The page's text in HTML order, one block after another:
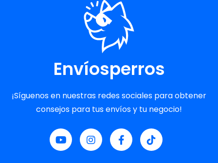
Envíosperros
¡Síguenos en nuestras redes sociales para obtener
consejos para tus envíos y tu negocio!